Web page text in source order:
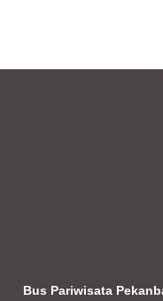
Bus Pariwisata